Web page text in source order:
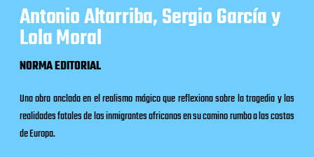
Antonio Altarriba, Sergio García y
Lola Moral
NORMA EDITORIAL
Una obra anclada en el realismo mágico que reflexiona sobre la tragedia y las
realidades fatales de los inmigrantes africanos en su camino rumbo a las costas
de Europa.